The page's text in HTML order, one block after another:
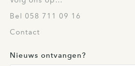
Bel 058 711 09 16
Contact
Nieuws ontvangen?